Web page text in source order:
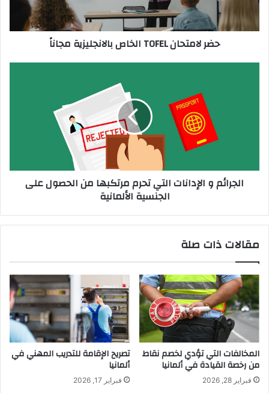
حضر لامتحان TOFEL الخاص بالانجليزية مجاناً
على
الجنسيةالجرائم و الإدانات التي تحرم مرتكبها من الحصول على
الجنسية الألمانية
مقالات ذات صلة
المخالفات التي تؤدي لخصم نقاط
من رخصة القيادة في ألمانيا
فبراير 28, 2026
تصريح الإقامة للتدريب المهني في
ألمانيا
فبراير 17, 2026